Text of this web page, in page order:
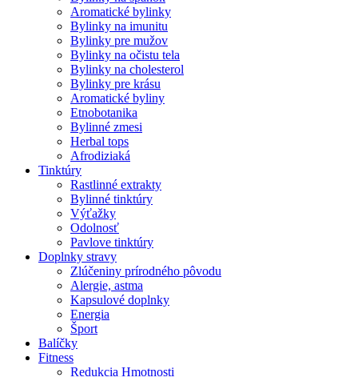
Aromatické bylinky
Bylinky na imunitu
Bylinky pre mužov
Bylinky na očistu tela
Bylinky na cholesterol
Bylinky pre krásu
Aromatické byliny
Etnobotanika
Bylinné zmesi
Herbal tops
Afrodiziaká
Tinktúry
Rastlinné extrakty
Bylinné tinktúry
Výťažky
Odolnosť
Pavlove tinktúry
Doplnky stravy
Zlúčeniny prírodného pôvodu
Alergie, astma
Kapsulové doplnky
Energia
Šport
Balíčky
Fitness
Redukcia Hmotnosti